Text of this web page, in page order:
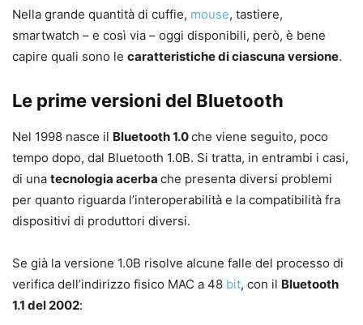
Nella grande quantità di cuffie, mouse, tastiere,
smartwatch – e così via – oggi disponibili, però, è bene
capire quali sono le caratteristiche di ciascuna versione.
Le prime versioni del Bluetooth
Nel 1998 nasce il Bluetooth 1.0che viene seguito, poco
tempo dopo, dal Bluetooth 1.0B. Si tratta, in entrambi i casi,
di una tecnologia acerba che presenta diversi problemi
per quanto riguarda l’interoperabilità e la compatibilità fra
dispositivi di produttori diversi.
Se già la versione 1.0B risolve alcune falle del processo di
verifica dell’indirizzo fisico MAC a 48 bit, con il Bluetooth
1.1 del 2002: